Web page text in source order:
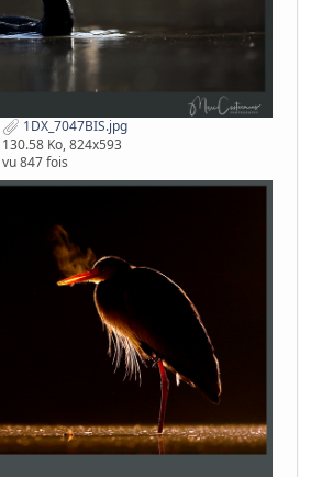
1DX_7047BIS.jpg
130.58 Ko, 824x593
vu 847 fois